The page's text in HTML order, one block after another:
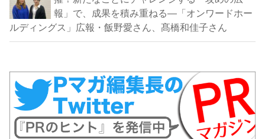
報」で、成果を積み重ねる―「オンワードホー
ルディングス」広報・飯野愛さん、髙橋和佳子さん